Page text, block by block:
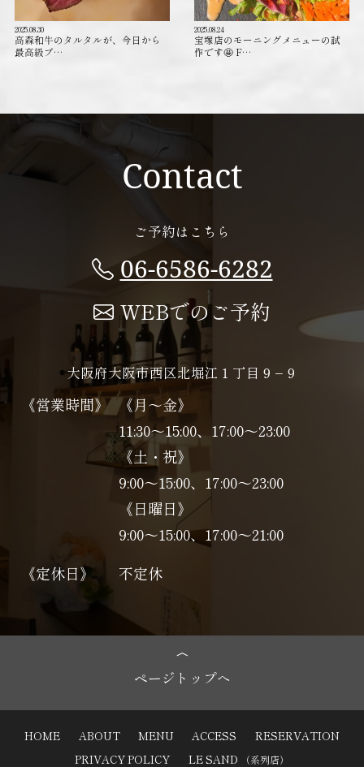
2025.08.30
高森和牛のタルタルが、今日から
最高級ブ…
2025.08.24
宝塚店のモーニングメニューの試
作です🤩 F…
Contact
ご予約はこちら
06-6586-6282
WEBでのご予約
大阪府大阪市西区北堀江１丁目９−９
《営業時間》 《月～金》
11:30～15:00、17:00～23:00
《土・祝》
9:00～15:00、17:00〜23:00
《日曜日》
9:00～15:00、17:00〜21:00
《定休日》
不定休
ページトップへ
HOME ABOUT MENU ACCESS
RESERVATION
PRIVACY POLICY
LE SAND （系列店）